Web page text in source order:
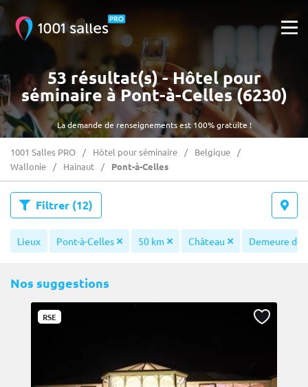
La demande de renseignements est 100% gratuite !
53 résultat(s) - Hôtel pour
séminaire à Pont-à-Celles (6230)
1001 Salles PRO Hôtel pour séminaire
Belgique
Wallonie
Hainaut Pont-à-Celles
Filtrer (12)
Lieux Pont-à-Celles 50 km Château Demeure de
Nos suggestions
RSE